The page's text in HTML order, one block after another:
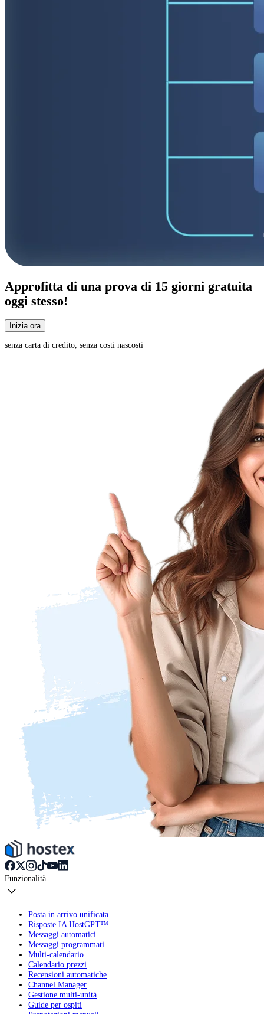
Approfitta di una prova di 15 giorni gratuita
oggi stesso!
Inizia ora
senza carta di credito, senza costi nascosti
Funzionalità
Posta in arrivo unificata
Risposte IA HostGPT™
Messaggi automatici
Messaggi programmati
Multi-calendario
Calendario prezzi
Recensioni automatiche
Channel Manager
Gestione multi-unità
Guide per ospiti